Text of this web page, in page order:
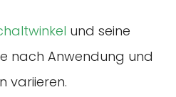
und seine
nach Anwendung und
variieren.